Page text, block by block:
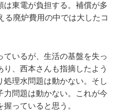
は東電が負担する。補償が多
る廃炉費用の中では大したコ
ているが、生活の基盤を失っ
、西本さんも指摘したよう
処理水問題は動かない。そし
力問題は動かない。これが今
っていると思う。